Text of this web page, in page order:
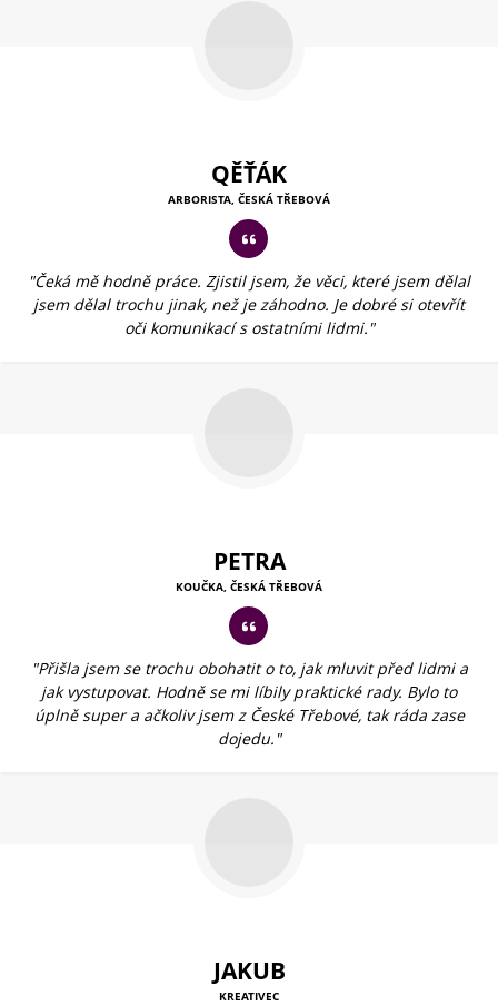
QĚŤÁK
ARBORISTA, ČESKÁ TŘEBOVÁ
"Čeká mě hodně práce. Zjistil jsem, že věci, které jsem dělal
jsem dělal trochu jinak, než je záhodno. Je dobré si otevřít
oči komunikací s ostatními lidmi."
PETRA
KOUČKA, ČESKÁ TŘEBOVÁ
"Přišla jsem se trochu obohatit o to, jak mluvit před lidmi a
jak vystupovat. Hodně se mi líbily praktické rady. Bylo to
úplně super a ačkoliv jsem z České Třebové, tak ráda zase
dojedu."
JAKUB
KREATIVEC